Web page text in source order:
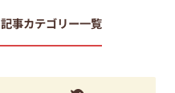
記事カテゴリー一覧